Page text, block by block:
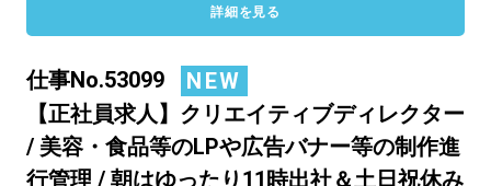
詳細を見る
仕事No.53099
NEW
【正社員求人】クリエイティブディレクター
/ 美容・食品等のLPや広告バナー等の制作進
行管理 / 朝はゆったり11時出社＆土日祝休み